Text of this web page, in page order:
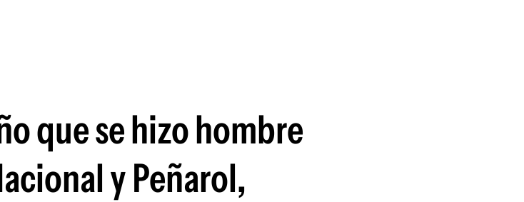
que se hizo hombre
y Peñarol,